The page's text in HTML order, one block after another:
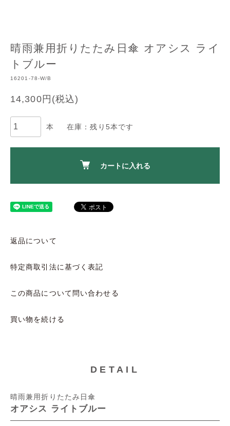
晴雨兼用折りたたみ日傘 オアシス ライ
トブルー
16201-78-W/B
14,300円(税込)
本 在庫：残り5本です
カートに入れる
返品について
特定商取引法に基づく表記
この商品について問い合わせる
買い物を続ける
DETAIL
晴雨兼用折りたたみ日傘
オアシス ライトブルー